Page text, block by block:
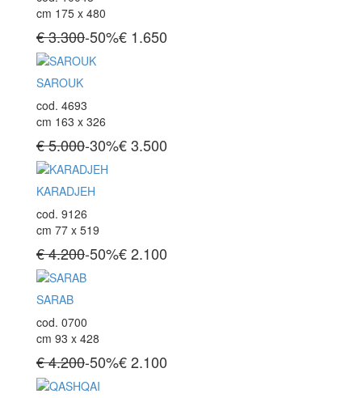
Tappeti Anatolici Antichi
Tappeti Cinesi Antichi
Tappeti Turcomanni Antichi
Tappeti Agra Antichi E Antica Asia
KILIM
Kilim Vecchi E Antichi
Kilim Nuovi
Nuovissimi Kilim India
Arazzi E Ricami
TAPPETI PER ARREDAMENTO
Tappeti Turchi Vecchi E Nuovi
Tappeti Turcomanni Vecchi E Nuovi
Tappeti Ghazni
Tappeti Beluci
Tappeti Dal Mondo
cm 175 x 480
€ 3.300-50%€ 1.650
SAROUK
cod. 4693
cm 163 x 326
€ 5.000-30%€3.500
KARADJEH
cod. 9126
cm 77 x 519
€ 4.200-50%€2.100
SARAB
cod. 0700
cm 93 x 428
€ 4.200-50%€2.100